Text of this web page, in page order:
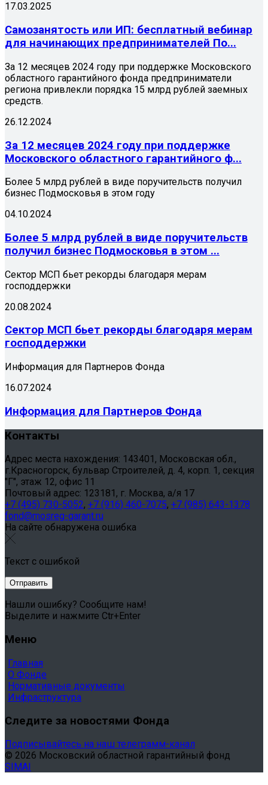
17.03.2025
Самозанятость или ИП: бесплатный вебинар
для начинающих предпринимателей По...
За 12 месяцев 2024 году при поддержке Московского
областного гарантийного фонда предприниматели
региона привлекли порядка 15 млрд рублей заемных
средств.
26.12.2024
За 12 месяцев 2024 году при поддержке
Московского областного гарантийного ф...
Более 5 млрд рублей в виде поручительств получил
бизнес Подмосковья в этом году
04.10.2024
Более 5 млрд рублей в виде поручительств
получил бизнес Подмосковья в этом ...
Сектор МСП бьет рекорды благодаря мерам
господдержки
20.08.2024
Сектор МСП бьет рекорды благодаря мерам
господдержки
Информация для Партнеров Фонда
16.07.2024
Информация для Партнеров Фонда
Контакты
Адрес места нахождения: 143401, Московская обл.,
г.Красногорск, бульвар Строителей, д. 4, корп. 1, секция
"Г", этаж 12, офис 11
Почтовый адрес: 123181, г. Москва, а/я 17
+7 (495) 730-5052, +7 (916) 460-7075, +7 (985) 643-1378
fond@mosreg-garant.ru
На сайте обнаружена ошибка
Текст с ошибкой
Нашли ошибку? Сообщите нам!
Выделите и нажмите Ctr+Enter
Меню
Главная
О Фонде
Нормативные документы
Инфраструктура
Следите за новостями Фонда
Подписывайтесь на наш телеграмм-канал
© 2026 Московский областной гарантийный фонд
SIMAI